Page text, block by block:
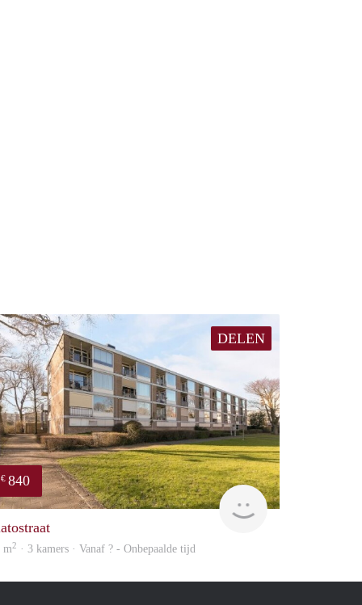
DELEN
€ 840
finder
m2 · 3 kamers · Vanaf ? - Onbepaalde tijd